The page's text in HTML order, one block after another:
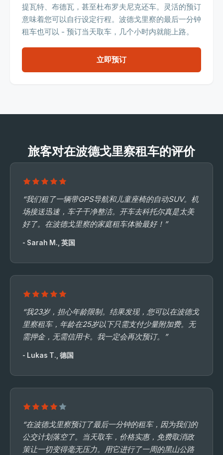
提瓦特、布德瓦，甚至杜布罗夫尼克还车。灵活的预订
意味着您可以自行设定行程。波德戈里察的最后一分钟
租车也可以 - 预订当天取车，几个小时内就能上路。
立即预订
旅客对在波德戈里察租车的评价
“我们租了一辆带GPS导航和儿童座椅的自动SUV。机
场接送迅速，车子干净整洁。开车去科托尔真是太美
好了。在波德戈里察的家庭租车体验最好！”
- Sarah M., 英国
“我23岁，担心年龄限制。结果发现，您可以在波德戈
里察租车，年龄在25岁以下只需支付少量附加费。无
需押金，无需信用卡。我一定会再次预订。”
- Lukas T., 德国
“在波德戈里察预订了最后一分钟的租车，因为我们的
公交计划落空了。当天取车，价格实惠，免费取消政
策让一切变得毫无压力。用它进行了一周的黑山公路